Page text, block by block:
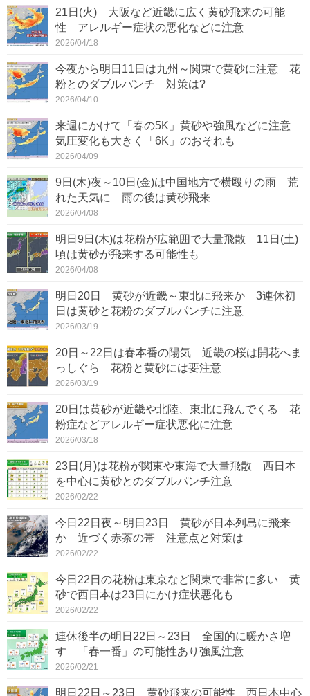
21日(火) 大阪など近畿に広く黄砂飛来の可能
性 アレルギー症状の悪化などに注意
2026/04/18
今夜から明日11日は九州～関東で黄砂に注意 花
粉とのダブルパンチ 対策は?
2026/04/10
来週にかけて「春の5K」黄砂や強風などに注意
気圧変化も大きく「6K」のおそれも
2026/04/09
9日(木)夜～10日(金)は中国地方で横殴りの雨 荒
れた天気に 雨の後は黄砂飛来
2026/04/08
明日9日(木)は花粉が広範囲で大量飛散 11日(土)
頃は黄砂が飛来する可能性も
2026/04/08
明日20日 黄砂が近畿～東北に飛来か 3連休初
日は黄砂と花粉のダブルパンチに注意
2026/03/19
20日～22日は春本番の陽気 近畿の桜は開花へま
っしぐら 花粉と黄砂には要注意
2026/03/19
20日は黄砂が近畿や北陸、東北に飛んでくる 花
粉症などアレルギー症状悪化に注意
2026/03/18
23日(月)は花粉が関東や東海で大量飛散 西日本
を中心に黄砂とのダブルパンチ注意
2026/02/22
今日22日夜～明日23日 黄砂が日本列島に飛来
か 近づく赤茶の帯 注意点と対策は
2026/02/22
今日22日の花粉は東京など関東で非常に多い 黄
砂で西日本は23日にかけ症状悪化も
2026/02/22
連休後半の明日22日～23日 全国的に暖かさ増
す 「春一番」の可能性あり強風注意
2026/02/21
明日22日～23日 黄砂飛来の可能性 西日本中心